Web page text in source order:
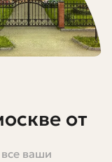
от
ваши